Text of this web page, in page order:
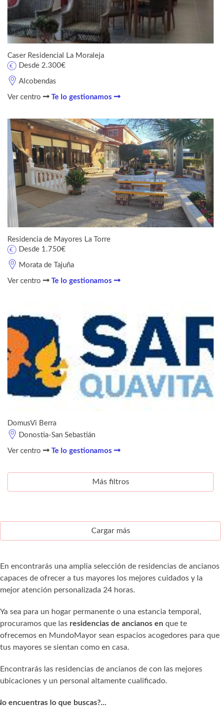
Caser Residencial La Moraleja
Alcobendas
Desde 2.300€
Ver centro Te lo gestionamos
Residencia de Mayores La Torre
Morata de Tajuña
Desde 1.750€
Ver centro Te lo gestionamos
DomusVi Berra
Donostia-San Sebastián
Ver centro Te lo gestionamos
Más filtros
Cargar más
En encontrarás una amplia selección de residencias de ancianos
capaces de ofrecer a tus mayores los mejores cuidados y la
mejor atención personalizada 24 horas.
Ya sea para un hogar permanente o una estancia temporal,
procuramos que las residencias de ancianos en que te
ofrecemos en MundoMayor sean espacios acogedores para que
tus mayores se sientan como en casa.
Encontrarás las residencias de ancianos de con las mejores
ubicaciones y un personal altamente cualificado.
encuentras lo que buscas?...